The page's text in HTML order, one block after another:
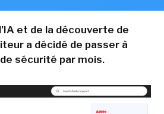
et de la découverte de
a décidé de passer à
sécurité par mois.